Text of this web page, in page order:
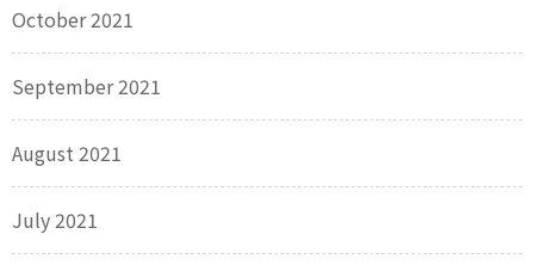
October 2021
September 2021
August 2021
July 2021